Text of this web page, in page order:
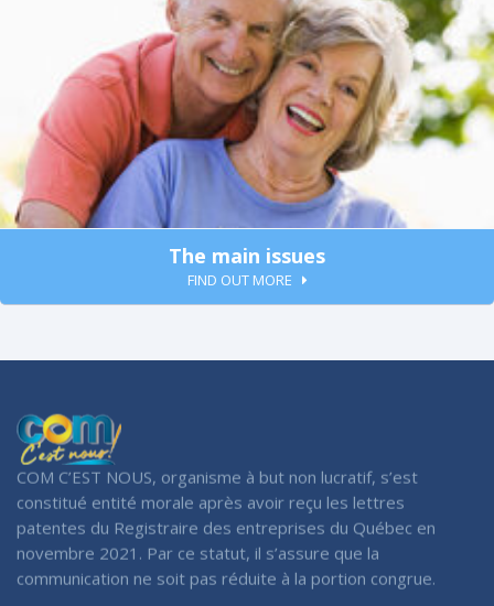
The main issues
FIND OUT MORE
COM C’EST NOUS, organisme à but non lucratif, s’est
constitué entité morale après avoir reçu les lettres
patentes du Registraire des entreprises du Québec en
novembre 2021. Par ce statut, il s’assure que la
communication ne soit pas réduite à la portion congrue.